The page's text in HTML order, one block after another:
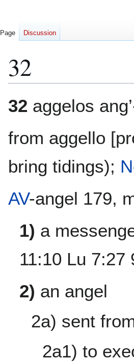
32
to
to
32 aggelos
from aggello
bring tidings);
AV-angel 179,
1) a
11:10 Lu 7:27
2) an angel
2a) sent
2a1) to
Page Discussion